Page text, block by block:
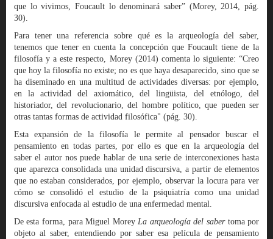
que lo vivimos, Foucault lo denominará saber” (Morey, 2014, pág.
30).
Para tener una referencia sobre qué es la arqueología del saber,
tenemos que tener en cuenta la concepción que Foucault tiene de la
filosofía y a este respecto, Morey (2014) comenta lo siguiente: “Creo
que hoy la filosofía no existe; no es que haya desaparecido, sino que se
ha diseminado en una multitud de actividades diversas: por ejemplo,
en la actividad del axiomático, del lingüista, del etnólogo, del
historiador, del revolucionario, del hombre político, que pueden ser
otras tantas formas de actividad filosófica" (pág. 30).
Esta expansión de la filosofía le permite al pensador buscar el
pensamiento en todas partes, por ello es que en la arqueología del
saber el autor nos puede hablar de una serie de interconexiones hasta
que aparezca consolidada una unidad discursiva, a partir de elementos
que no estaban considerados, por ejemplo, observar la locura para ver
cómo se consolidó el estudio de la psiquiatría como una unidad
discursiva enfocada al estudio de una enfermedad mental.
De esta forma, para Miguel Morey La arqueología del sabertoma por
objeto al saber, entendiendo por saber esa película de pensamiento